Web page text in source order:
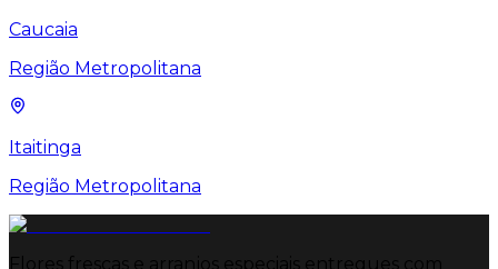
Caucaia
Região Metropolitana
Itaitinga
Região Metropolitana
Flores frescas e arranjos especiais entregues com